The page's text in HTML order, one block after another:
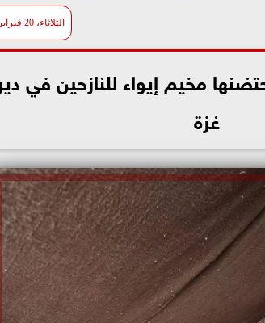
الثلاثاء، 20 فبراير 2024
مخيم إيواء للنازحين في
غزة